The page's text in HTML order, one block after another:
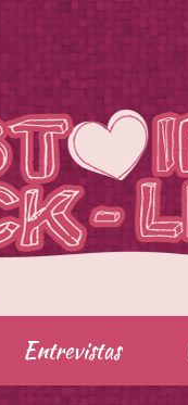
Entrevistas